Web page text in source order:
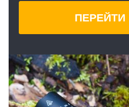
ПЕРЕЙТИ